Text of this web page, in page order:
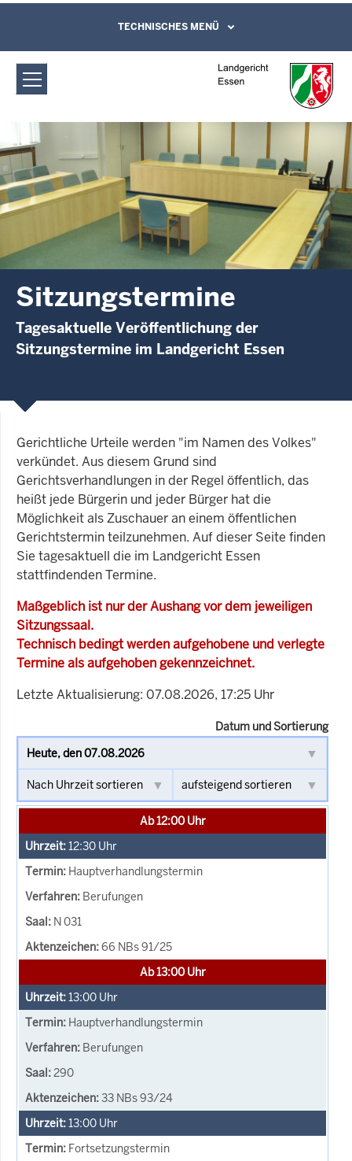
Landgericht Essen: Sitzungstermine
Direkt zum Inhalt
Leichte Sprache, Gebärdensprachenvideo
und Kontaktformular
TECHNISCHES MENÜ
Sitzungstermine
Tagesaktuelle Veröffentlichung der
Sitzungstermine im Landgericht Essen
Gerichtliche Urteile werden "im Namen des Volkes"
verkündet. Aus diesem Grund sind
Gerichtsverhandlungen in der Regel öffentlich, das
heißt jede Bürgerin und jeder Bürger hat die
Möglichkeit als Zuschauer an einem öffentlichen
Gerichtstermin teilzunehmen. Auf dieser Seite finden
Sie tagesaktuell die im Landgericht Essen
stattfindenden Termine.
Maßgeblich ist nur der Aushang vor dem jeweiligen
Sitzungssaal.
Technisch bedingt werden aufgehobene und verlegte
Termine als aufgehoben gekennzeichnet.
Letzte Aktualisierung: 07.08.2026, 17:25 Uhr
Datum und Sortierung
Ab 12:00 Uhr
12:30 Uhr
Hauptverhandlungstermin
Berufungen
N 031
66 NBs 91/25
Ab 13:00 Uhr
13:00 Uhr
Hauptverhandlungstermin
Berufungen
290
33 NBs 93/24
13:00 Uhr
Fortsetzungstermin